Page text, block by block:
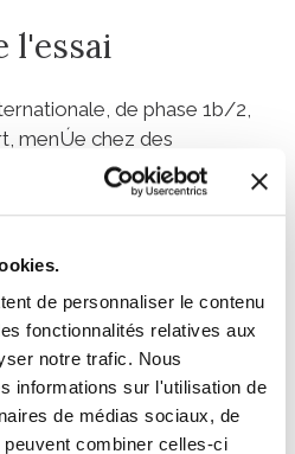
de personnaliser le contenu
fonctionnalités relatives aux
notre trafic. Nous
informations sur l'utilisation de
de médias sociaux, de
combiner celles-ci
l'essai
de phase 1b/2,
menÚe chez des
cancer du sein (CS)
avancÚ, positif pour les
croissance Úpidermique
et recevront le
(ME) jusquÀÓ survenue de
aprÞs (selon la premiÞre
objective de la maladie,
toxicitÚ inacceptable,